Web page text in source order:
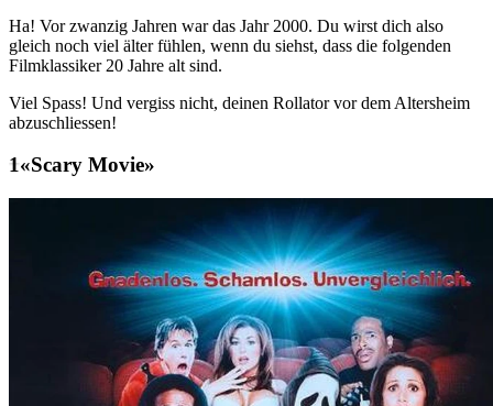
Ha! Vor zwanzig Jahren war das Jahr 2000. Du wirst dich also
gleich noch viel älter fühlen, wenn du siehst, dass die folgenden
Filmklassiker 20 Jahre alt sind.
Viel Spass! Und vergiss nicht, deinen Rollator vor dem Altersheim
abzuschliessen!
«Scary Movie»